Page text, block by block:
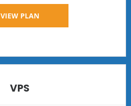
VIEW PLAN
VPS